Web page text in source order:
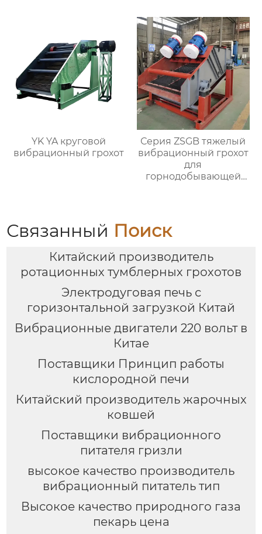
YK YA круговой
вибрационный грохот
Серия ZSGB тяжелый
вибрационный грохот
для
горнодобывающей
Связанный Поиск
Китайский производитель
ротационных тумблерных грохотов
Электродуговая печь с
горизонтальной загрузкой Китай
Вибрационные двигатели 220 вольт в
Китае
Поставщики Принцип работы
кислородной печи
Китайский производитель жарочных
ковшей
Поставщики вибрационного
питателя гризли
высокое качество производитель
вибрационный питатель тип
Высокое качество природного газа
пекарь цена